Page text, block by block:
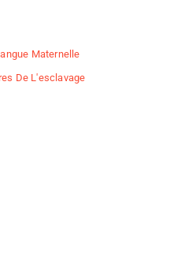
Maternelle
De L'esclavage